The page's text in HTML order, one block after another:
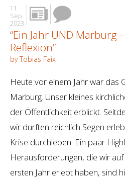
11
Sep.
2023
“Ein Jahr UND Marburg
Reflexion”
by Tobias Faix
Heute vor einem Jahr war das
Marburg. Unser kleines
der Öffentlichkeit erblickt.
wir durften reichlich Segen
Krise durchleben. Ein paar
Herausforderungen, die wir
ersten Jahr erlebt haben, sind